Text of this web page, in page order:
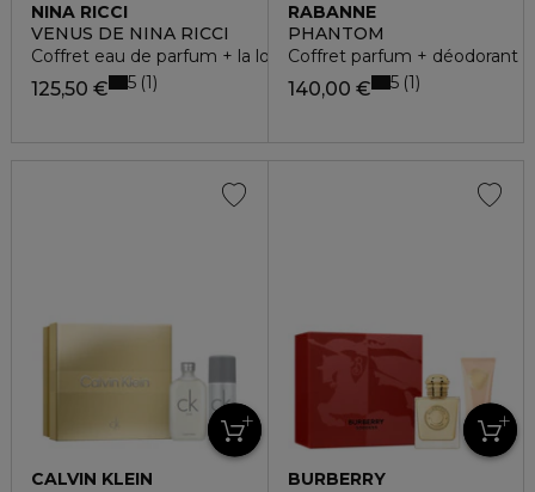
NINA RICCI
VENUS DE NINA RICCI
Coffret eau de parfum + la lotion pour le corps
125,50 € 5 1
RABANNE
PHANTOM
Coffret parfum + déodorant
140,00 € 5 1
CALVIN KLEIN
BURBERRY